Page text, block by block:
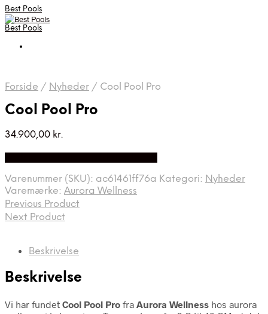
Best Pools
Best Pools
Forside / Nyheder / Cool Pool Pro
Cool Pool Pro
34.900,00 kr.
Varenummer (SKU): ac61461ff76a Kategori: Nyheder
Varemærke: Aurora Wellness
Previous Product
Next Product
Beskrivelse
Beskrivelse
Vi har fundet Cool Pool Pro fra Aurora Wellness hos aurora